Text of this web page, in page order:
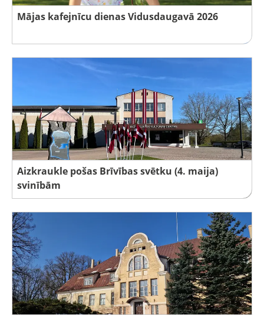
Mājas kafejnīcu dienas Vidusdaugavā 2026
Aizkraukle pošas Brīvības svētku (4. maija)
svinībām